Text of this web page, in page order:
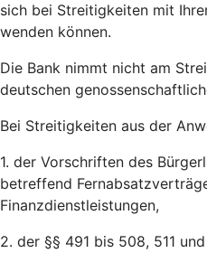
sich bei Streitigkeiten mit
wenden können.
Die Bank nimmt nicht am
deutschen
Bei Streitigkeiten aus der
1. der Vorschriften des
betreffend
Finanzdienstleistungen,
2. der §§ 491 bis 508, 511